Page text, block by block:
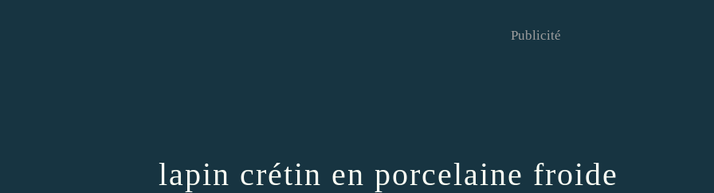
Publicité
lapin crétin en porcelaine froide